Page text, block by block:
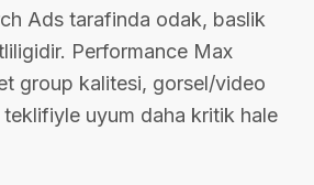
Ads tarafinda odak, baslik
Performance Max
group kalitesi, gorsel/video
uyum daha kritik hale